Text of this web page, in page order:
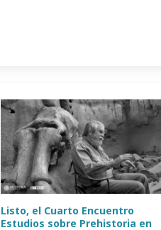
Listo, el Cuarto Encuentro
Estudios sobre Prehistoria en